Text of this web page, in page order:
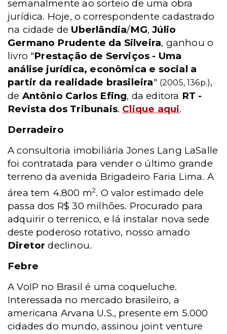
semanalmente ao sorteio de uma obra
jurídica. Hoje, o correspondente cadastrado
na cidade de Uberlândia/MG,Júlio
Germano Prudente da Silveira, ganhou o
livro "Prestação de Serviços - Uma
análise jurídica, econômica e social a
partir da realidade brasileira" (2005, 136p.),
de Antônio Carlos Efing, da editora RT -
Revista dos Tribunais. Clique aqui.
Derradeiro
A consultoria imobiliária Jones Lang LaSalle
foi contratada para vender o último grande
terreno da avenida Brigadeiro Faria Lima. A
área tem 4.800 m2. O valor estimado dele
passa dos R$ 30 milhões. Procurado para
adquirir o terrenico, e lá instalar nova sede
deste poderoso rotativo, nosso amado
Diretor declinou.
Febre
A VoIP no Brasil é uma coqueluche.
Interessada no mercado brasileiro, a
americana Arvana U.S., presente em 5.000
cidades do mundo, assinou joint venture